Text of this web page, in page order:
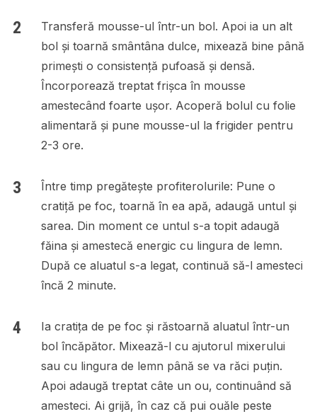
Transferă mousse-ul într-un bol. Apoi ia un alt
bol și toarnă smântâna dulce, mixează bine până
primești o consistență pufoasă și densă.
Încorporează treptat frișca în mousse
amestecând foarte ușor. Acoperă bolul cu folie
alimentară și pune mousse-ul la frigider pentru
2-3 ore.
Între timp pregătește profiterolurile: Pune o
cratiță pe foc, toarnă în ea apă, adaugă untul și
sarea. Din moment ce untul s-a topit adaugă
făina și amestecă energic cu lingura de lemn.
După ce aluatul s-a legat, continuă să-l amesteci
încă 2 minute.
Ia cratița de pe foc și răstoarnă aluatul într-un
bol încăpător. Mixează-l cu ajutorul mixerului
sau cu lingura de lemn până se va răci puțin.
Apoi adaugă treptat câte un ou, continuând să
amesteci. Ai grijă, în caz că pui ouăle peste